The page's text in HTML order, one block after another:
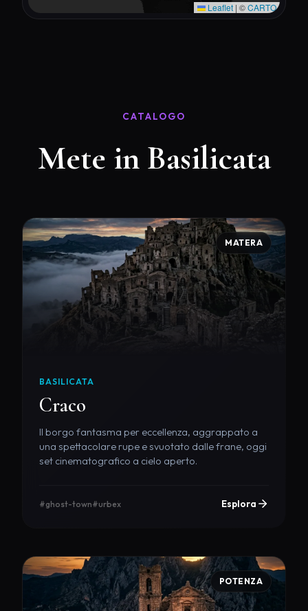
Leaflet | ©CARTO
CATALOGO
Mete in Basilicata
MATERA
BASILICATA
Craco
Il borgo fantasma per eccellenza, aggrappato a
una spettacolare rupe e svuotato dalle frane, oggi
set cinematografico a cielo aperto.
#ghost-town#urbex Esplora
POTENZA